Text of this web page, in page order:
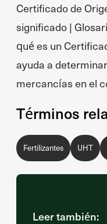
Certificado de
significado |
qué es un
ayuda a
mercancías en el
Términos
Fertilizantes UHT
Leer también: